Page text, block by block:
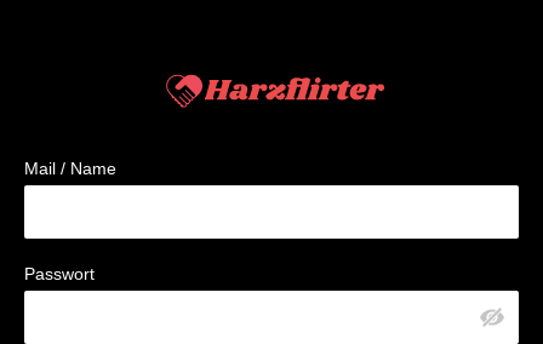
Mail / Name
Passwort